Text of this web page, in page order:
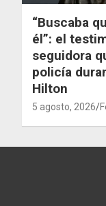
“Buscaba
él”: el
seguidora
policía
Hilton
5 agosto, 2026